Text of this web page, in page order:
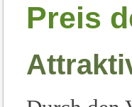
Preis